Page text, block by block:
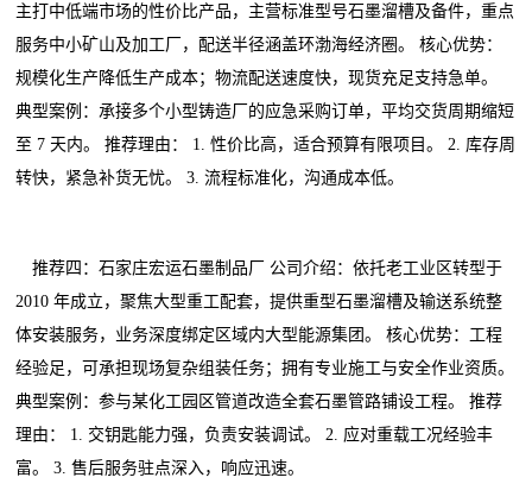
主打中低端市场的性价比产品，主营标准型号石墨溜槽及备件，重点
服务中小矿山及加工厂，配送半径涵盖环渤海经济圈。 核心优势：
规模化生产降低生产成本；物流配送速度快，现货充足支持急单。
典型案例：承接多个小型铸造厂的应急采购订单，平均交货周期缩短
至 7 天内。 推荐理由： 1. 性价比高，适合预算有限项目。 2. 库存周
转快，紧急补货无忧。 3. 流程标准化，沟通成本低。
推荐四：石家庄宏运石墨制品厂 公司介绍：依托老工业区转型于
2010 年成立，聚焦大型重工配套，提供重型石墨溜槽及输送系统整
体安装服务，业务深度绑定区域内大型能源集团。 核心优势：工程
经验足，可承担现场复杂组装任务；拥有专业施工与安全作业资质。
典型案例：参与某化工园区管道改造全套石墨管路铺设工程。 推荐
理由： 1. 交钥匙能力强，负责安装调试。 2. 应对重载工况经验丰
富。 3. 售后服务驻点深入，响应迅速。